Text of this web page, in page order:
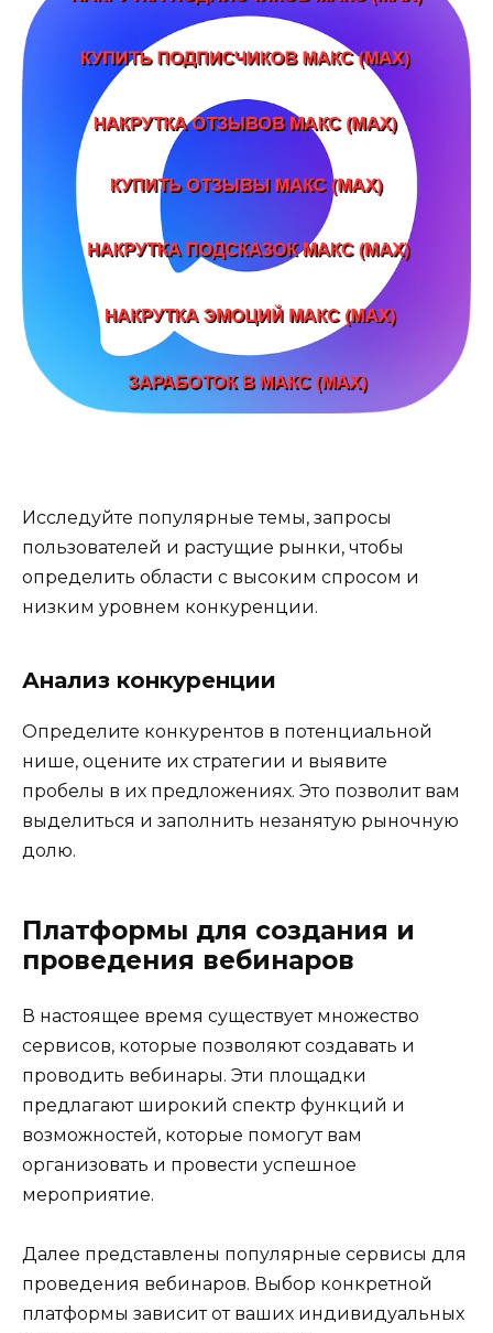
Исследуйте популярные темы, запросы
пользователей и растущие рынки, чтобы
определить области с высоким спросом и
низким уровнем конкуренции.
Анализ конкуренции
Определите конкурентов в потенциальной
нише, оцените их стратегии и выявите
пробелы в их предложениях. Это позволит вам
выделиться и заполнить незанятую рыночную
долю.
Платформы для создания и
проведения вебинаров
В настоящее время существует множество
сервисов, которые позволяют создавать и
проводить вебинары. Эти площадки
предлагают широкий спектр функций и
возможностей, которые помогут вам
организовать и провести успешное
мероприятие.
Далее представлены популярные сервисы для
проведения вебинаров. Выбор конкретной
платформы зависит от ваших индивидуальных